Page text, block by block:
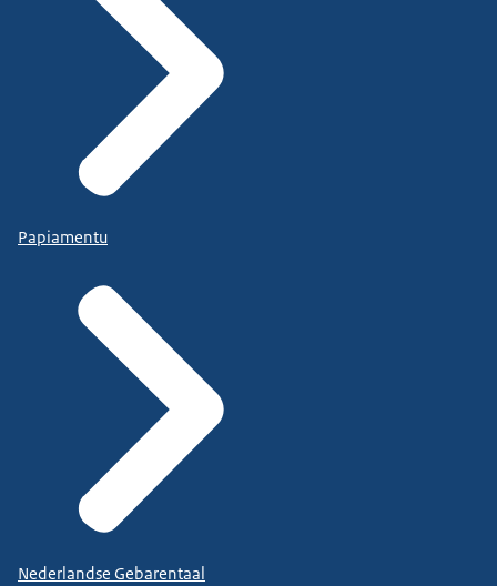
Papiamentu
Nederlandse Gebarentaal